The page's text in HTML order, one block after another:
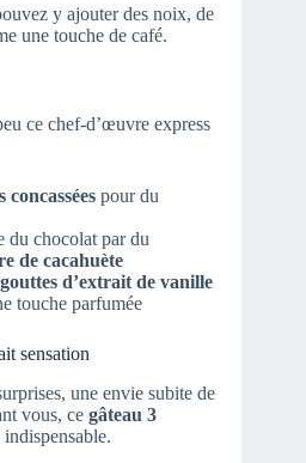
y ajouter des noix, de
une touche de café.
ce chef-d’œuvre express
concassées pour du
du chocolat par du
de cacahuète
gouttes d’extrait de vanille
touche parfumée
sensation
une envie subite de
vous, ce gâteau 3